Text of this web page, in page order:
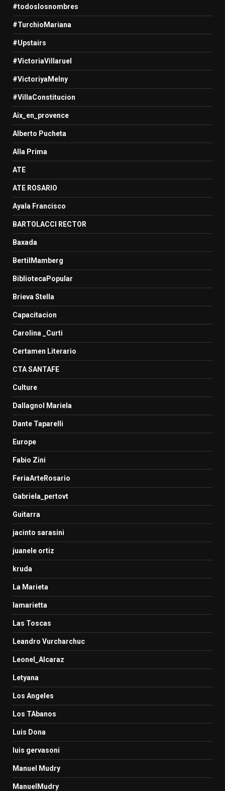
#todoslosnombres
#TurchioMariana
#Upstairs
#VictoriaVillaruel
#VictoriyaMelny
#VillaConstitucion
Aix_en_provence
Alberto Pucheta
Alla Prima
ATE
ATE ROSARIO
Ayala Francisco
BARTOLACCI RECTOR
Baxada
BertilMamberg
BibliotecaPopular
Brieva Stella
Capacitacion
Carolina _Curti
Certamen Literario
CTA SANTAFE
Culture
Dallagnol Mariela
Dante Taparelli
Europe
Fabio Zini
FeriaArteRosario
Gabriela_pertovt
Guitarra
jacinto sarasini
juanele ortiz
kruda
La Marieta
lamarietta
Las Toscas
Leandro Vurcharchuc
Leonel_Alcaraz
Letyana
Los Angeles
Los TAbanos
Luis Dona
luis gervasoni
Manuel Mudry
ManuelMudry